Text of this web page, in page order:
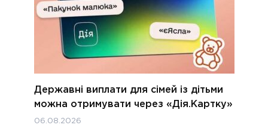
Державні виплати для сімей із дітьми
можна отримувати через «Дія.Картку»
06.08.2026